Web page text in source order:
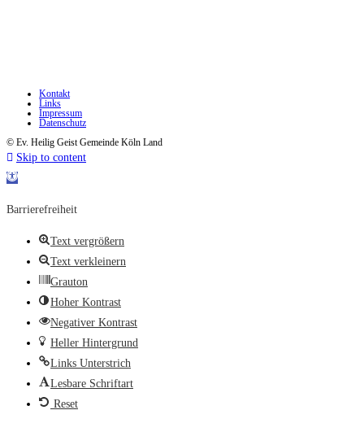
Kontakt
Links
Impressum
Datenschutz
© Ev. Heilig Geist Gemeinde Köln Land
Skip to content
Open toolbar
Barrierefreiheit
Text vergrößern
Text verkleinern
Grauton
Hoher Kontrast
Negativer Kontrast
Heller Hintergrund
Links Unterstrich
Lesbare Schriftart
Reset